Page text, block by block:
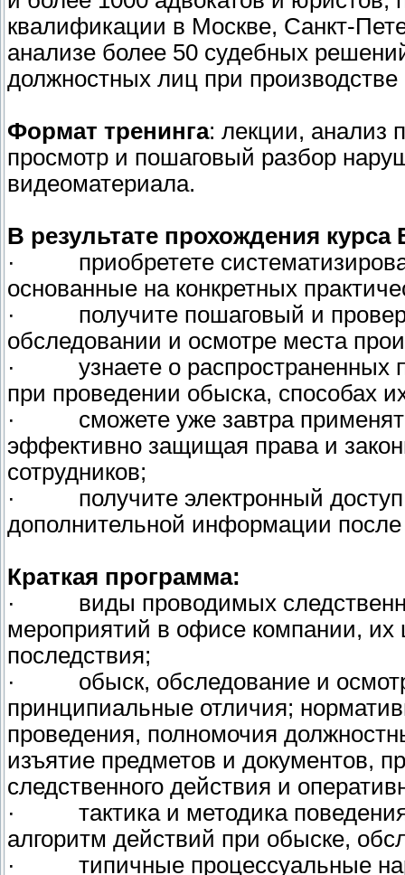
квалификации в Москве, Санкт-
анализе более 50 судебных
должностных лиц при
Формат тренинга: лекции, анализ
просмотр и пошаговый разбор
видеоматериала.
В результате прохождения
· приобретете
основанные на конкретных
· получите пошаговый и
обследовании и осмотре места
· узнаете о распространенных
при проведении обыска, способах
· сможете уже завтра применять
эффективно защищая права и
сотрудников;
· получите электронный доступ
дополнительной информации после
Краткая программа:
· виды проводимых
мероприятий в офисе компании,
последствия;
· обыск, обследование и осмотр
принципиальные отличия;
проведения, полномочия
изъятие предметов и документов,
следственного действия и
· тактика и методика поведения
алгоритм действий при обыске,
· типичные процессуальные